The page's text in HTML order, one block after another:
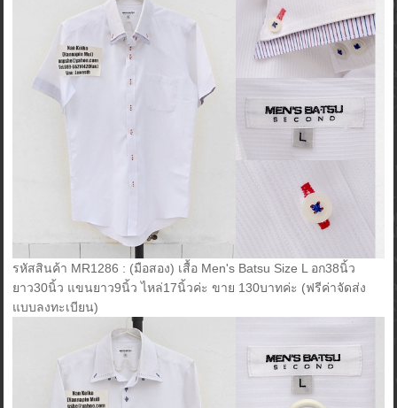
รหัสสินค้า MR1286 : (มือสอง) เสื้อ Men's Batsu Size L อก38นิ้ว
ยาว30นิ้ว แขนยาว9นิ้ว ไหล่17นิ้วค่ะ ขาย 130บาทค่ะ (ฟรีค่าจัดส่ง
แบบลงทะเบียน)